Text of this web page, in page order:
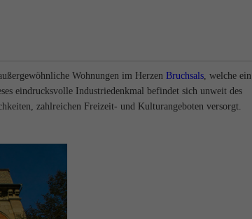
Wohnungen im Herzen Bruchsals, welche ein
eindrucksvolle Industriedenkmal befindet sich unweit des
zahlreichen Freizeit- und Kulturangeboten versorgt.